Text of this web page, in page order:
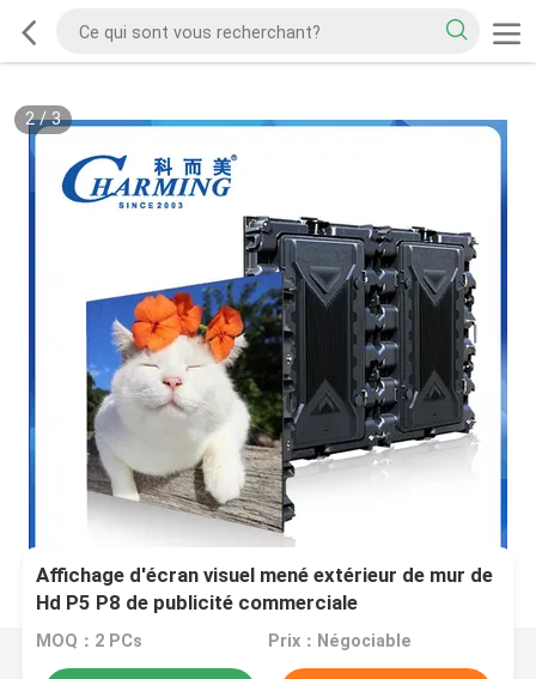
2/3
Affichage d'écran visuel mené extérieur de mur de
Hd P5 P8 de publicité commerciale
MOQ：2 PCs Prix：Négociable